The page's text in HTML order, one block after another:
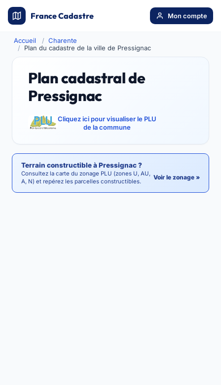
France Cadastre Mon compte
Accueil
Charente
Plan du cadastre de la ville de Pressignac
Plan cadastral de
Pressignac
Cliquez ici pour visualiser le PLU
de la commune
Terrain constructible à Pressignac ?
Consultez la carte du zonage PLU (zones U, AU,
A, N) et repérez les parcelles constructibles.
Voir le zonage »